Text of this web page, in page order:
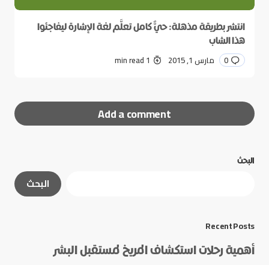
انتشر بطريقة مذهلة: حيٌّ كامل تعلَّم لغة الإشارة ليفاجئوا
هذا الشاب
0 مارس 1, 2015 1 min read
Add a comment
الحقول الإلزامية
البحث
البحث
Recent Posts
أهمية رحلات استكشاف المريخ لمستقبل البشر